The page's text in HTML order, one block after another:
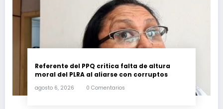
Referente del PPQ critica falta de altura
moral del PLRA al aliarse con corruptos
agosto 6, 2026 0 Comentarios